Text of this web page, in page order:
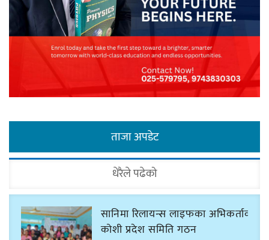
ताजा अपडेट
धेरैले पढेको
सानिमा रिलायन्स लाइफका अभिकर्ताको
कोशी प्रदेश समिति गठन